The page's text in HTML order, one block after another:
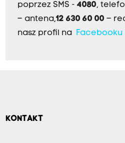
poprzez SMS - 4080,
– antena,12 630 60 00 –
nasz profil na
Facebooku
KONTAKT